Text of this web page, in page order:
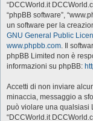
“DCCWorld.it
“phpBB software”,
un software per la
GNU General Public
www.phpbb.com. Il
phpBB Limited non è
informazioni su phpBB:
Accetti di non inviare
minaccia, messaggio a
può violare una qualsiasi
“DCCWorld.it